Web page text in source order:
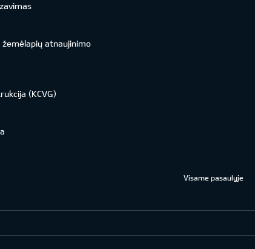
atnaujinimo
(KCVG)
Visame pasaulyje